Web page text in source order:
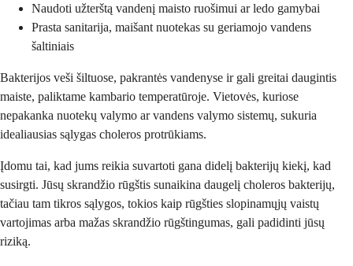
Naudoti užterštą vandenį maisto ruošimui ar ledo gamybai
Prasta sanitarija, maišant nuotekas su geriamojo vandens
šaltiniais
Bakterijos veši šiltuose, pakrantės vandenyse ir gali greitai daugintis
maiste, paliktame kambario temperatūroje. Vietovės, kuriose
nepakanka nuotekų valymo ar vandens valymo sistemų, sukuria
idealiausias sąlygas choleros protrūkiams.
Įdomu tai, kad jums reikia suvartoti gana didelį bakterijų kiekį, kad
susirgti. Jūsų skrandžio rūgštis sunaikina daugelį choleros bakterijų,
tačiau tam tikros sąlygos, tokios kaip rūgšties slopinamųjų vaistų
vartojimas arba mažas skrandžio rūgštingumas, gali padidinti jūsų
riziką.